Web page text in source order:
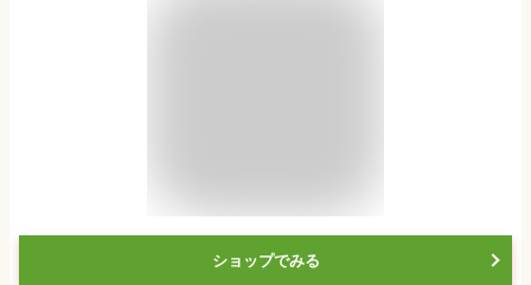
ショップでみる